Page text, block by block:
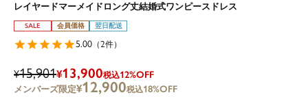
レイヤードマーメイドロング丈結婚式ワンピースドレス
SALE 会員価格 翌日配送
5.00 （2件）
¥15,901¥13,900税込12%OFF
¥12,900税込18%OFF